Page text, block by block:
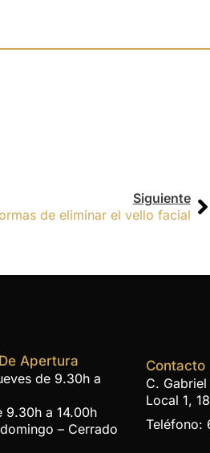
Siguiente
de eliminar el vello facial
Apertura
de 9.30h a
9.30h a 14.00h
– Cerrado
Contacto
C.
Local 1,
Teléfono: